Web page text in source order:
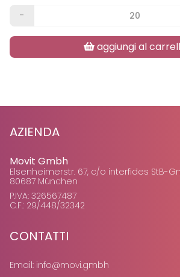
-
aggiungi al
AZIENDA
Movit Gmbh
Elsenheimerstr. 67, c/o interfides StB-
80687 München
P.IVA: 326567487
C.F.: 29/448/32342
CONTATTI
Email: info@movi.gmbh